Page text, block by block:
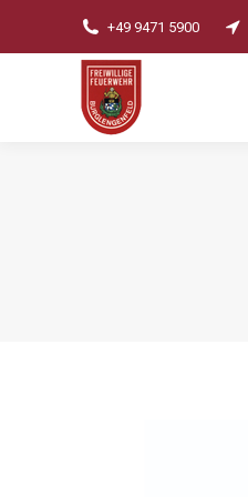
+49 9471 5900